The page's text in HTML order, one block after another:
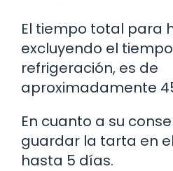
El tiempo total para
excluyendo el
refrigeración, es de
aproximadamente
En cuanto a su
guardar la tarta en
hasta 5 días.